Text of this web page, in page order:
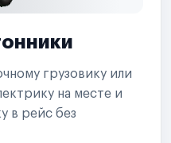
грузовику или
на месте и
в рейс без